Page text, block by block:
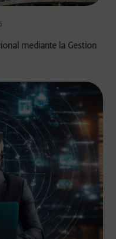
mediante la Gestión